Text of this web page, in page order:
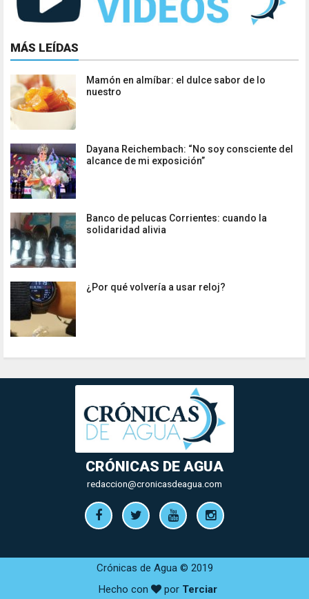
MÁS LEÍDAS
Mamón en almíbar: el dulce sabor de lo
nuestro
Dayana Reichembach: “No soy consciente del
alcance de mi exposición”
Banco de pelucas Corrientes: cuando la
solidaridad alivia
¿Por qué volvería a usar reloj?
CRÓNICAS DE AGUA
redaccion@cronicasdeagua.com
Crónicas de Agua © 2019
Hecho con
por Terciar